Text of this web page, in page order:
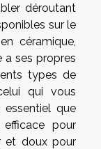
déroutant
sur le
céramique,
a ses propres
types de
qui vous
essentiel que
pour
et doux pour